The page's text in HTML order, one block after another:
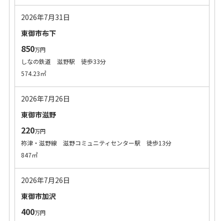
2026年7月31日
東御市布下
850万円
しなの鉄道 滋野駅 徒歩33分
574.23㎡
2026年7月26日
東御市滋野
220万円
祢津・滋野線 滋野コミュニティセンター駅 徒歩13分
847㎡
2026年7月26日
東御市加沢
400万円